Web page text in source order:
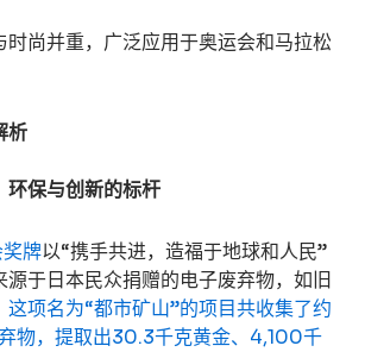
时尚并重，广泛应用于奥运会和马拉松
析
环保与创新的标杆
牌以“携手共进，造福于地球和人民”
源于日本民众捐赠的电子废弃物，如旧
这项名为“都市矿山”的项目共收集了约
物，提取出30.3千克黄金、4,100千